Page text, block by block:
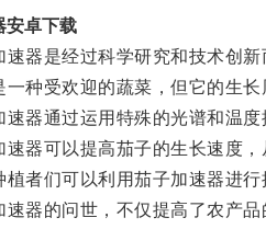
安卓下载
是经过科学研究和技术创新
受欢迎的蔬菜，但它的生长
通过运用特殊的光谱和温度
可以提高茄子的生长速度，
们可以利用茄子加速器进行
的问世，不仅提高了农产品